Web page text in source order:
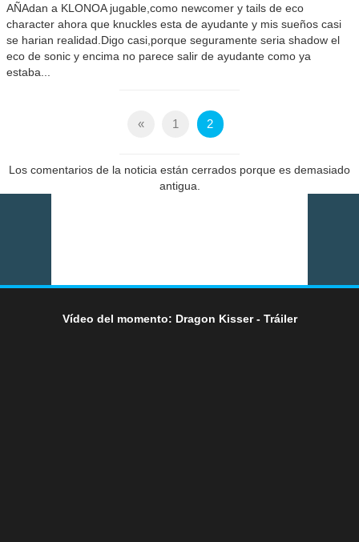
AÑAdan a KLONOA jugable,como newcomer y tails de eco
character ahora que knuckles esta de ayudante y mis sueños casi
se harian realidad.Digo casi,porque seguramente seria shadow el
eco de sonic y encima no parece salir de ayudante como ya
estaba...
« 1 2
Los comentarios de la noticia están cerrados porque es demasiado
antigua.
Vídeo del momento: Dragon Kisser - Tráiler